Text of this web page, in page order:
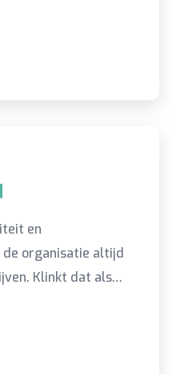
en
organisatie altijd
Klinkt dat als
Lees dan snel